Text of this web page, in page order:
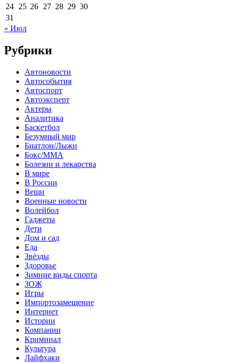
24 25 26 27 28 29 30
31
« Июл
Рубрики
Автоновости
Автособытия
Автоспорт
Автоэксперт
Актеры
Аналитика
Баскетбол
Безумный мир
Биатлон/Лыжи
Бокс/MMA
Болезни и лекарства
В мире
В России
Вещи
Военные новости
Волейбол
Гаджеты
Дети
Дом и сад
Еда
Звёзды
Здоровье
Зимние виды спорта
ЗОЖ
Игры
Импортозамещение
Интернет
Истории
Компании
Криминал
Культура
Лайфхаки